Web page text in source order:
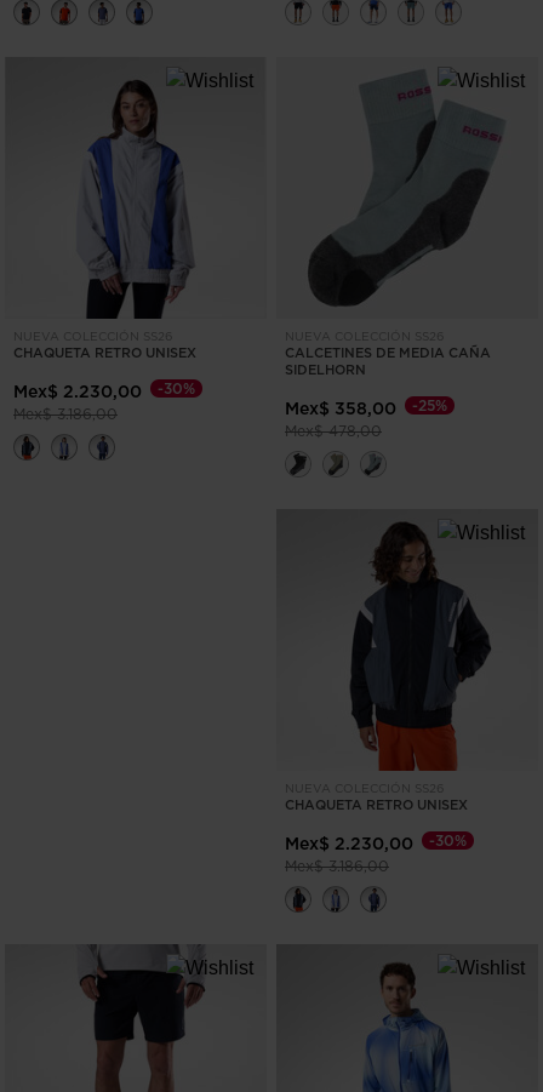
NUEVA COLECCIÓN SS26
CHAQUETA RETRO UNISEX
Mex$ 2.230,00
Precio reducido de
Mex$ 3.186,00a
-30%
NUEVA COLECCIÓN SS26
CALCETINES DE MEDIA CAÑA
SIDELHORN
Mex$ 358,00
Precio reducido de
Mex$ 478,00a
-25%
NUEVA COLECCIÓN SS26
CHAQUETA RETRO UNISEX
Mex$ 2.230,00
Precio reducido de
Mex$ 3.186,00a
-30%